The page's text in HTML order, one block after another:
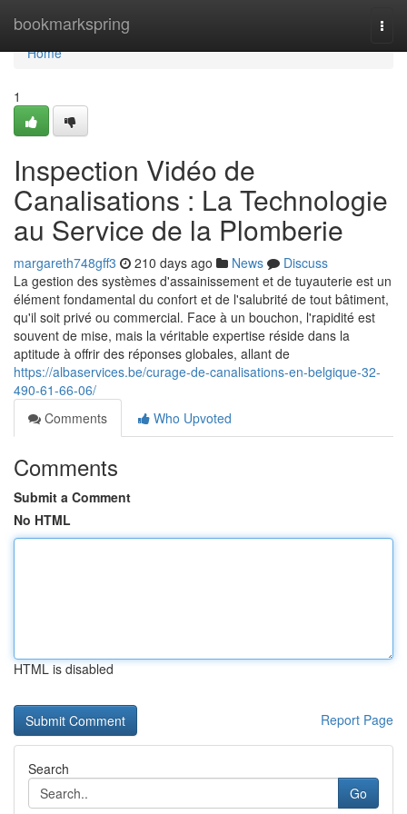
bookmarkspring
Home
Home
1
Inspection Vidéo de
Canalisations : La Technologie
au Service de la Plomberie
margareth748gff3 210 days ago News
Discuss
La gestion des systèmes d'assainissement et de tuyauterie est un
élément fondamental du confort et de l'salubrité de tout bâtiment,
qu'il soit privé ou commercial. Face à un bouchon, l'rapidité est
souvent de mise, mais la véritable expertise réside dans la
aptitude à offrir des réponses globales, allant de
https://albaservices.be/curage-de-canalisations-en-belgique-32-
490-61-66-06/
Comments
Who Upvoted
Comments
Submit a Comment
No HTML
HTML is disabled
Report Page
Search
Go